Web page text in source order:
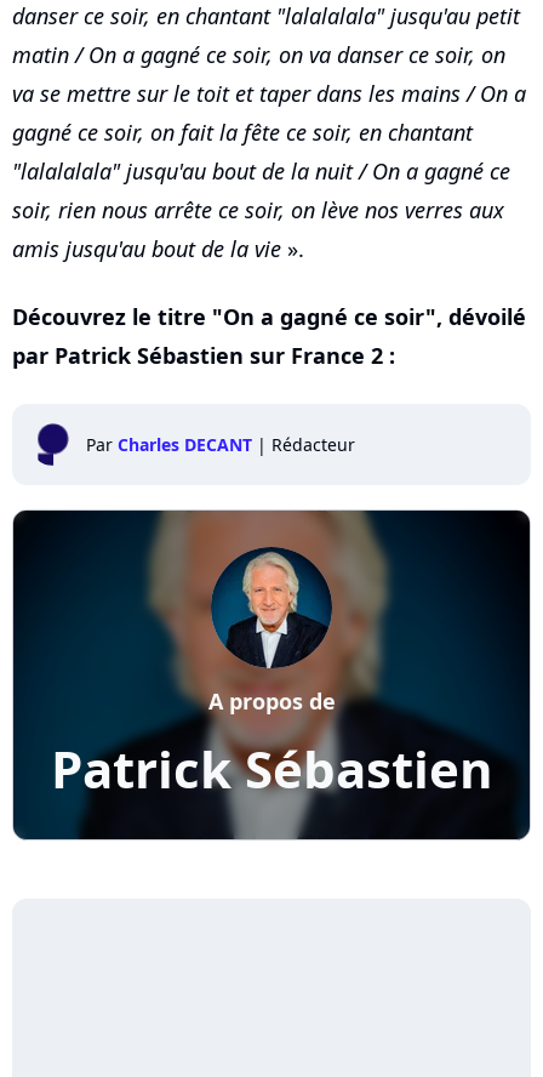
danser ce soir, en chantant "lalalalala" jusqu'au petit
matin / On a gagné ce soir, on va danser ce soir, on
va se mettre sur le toit et taper dans les mains / On a
gagné ce soir, on fait la fête ce soir, en chantant
"lalalalala" jusqu'au bout de la nuit / On a gagné ce
soir, rien nous arrête ce soir, on lève nos verres aux
amis jusqu'au bout de la vie ».
Découvrez le titre "On a gagné ce soir", dévoilé
par Patrick Sébastien sur France 2 :
Par Charles DECANT | Rédacteur
Patrick Sébastien
A propos de